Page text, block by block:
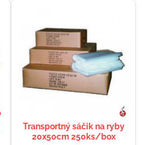
Transportný sáčik na ryby
20x50cm 250ks/box